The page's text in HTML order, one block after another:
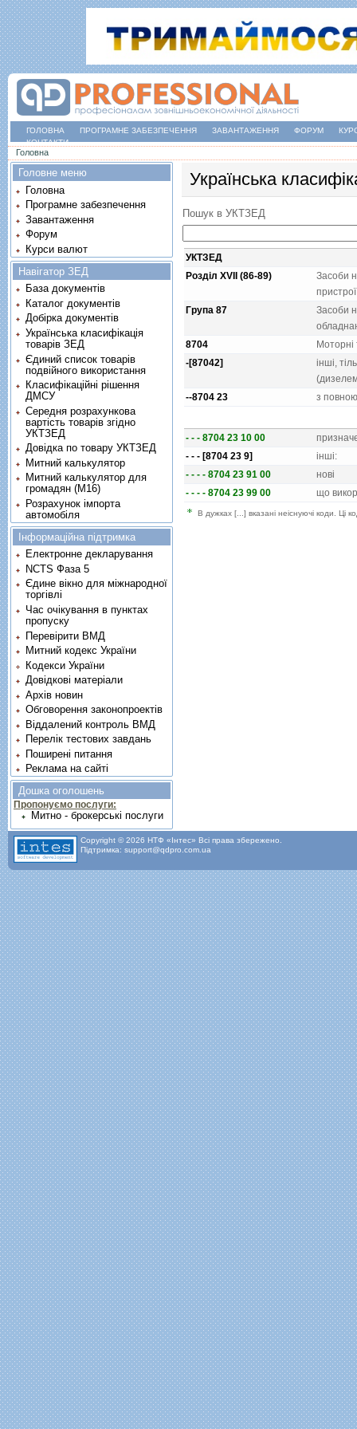
ГОЛОВНА ПРОГРАМНЕ ЗАБЕЗПЕЧЕННЯ ЗАВАНТАЖЕННЯ ФОРУМ
КОНТАКТИ
Ви є тут
Головна
Українська
Пошук в УКТЗЕД
УКТЗЕД
Розділ XVII (86-89)
Засоби
Група 87
Засоби
8704
Моторнi
-[87042]
iншi,
--8704 23
з
- - - 8704 23 10 00
- - - [8704 23 9]
iншi:
- - - - 8704 23 91 00
новi
- - - - 8704 23 99 00
що
В дужках [...] вказані неіснуючі коди. Ці
Головне меню
Головна
Програмне забезпечення
Завантаження
Форум
Курси валют
Навігатор ЗЕД
База документів
Каталог документів
Добірка документів
Українська класифікація
товарів ЗЕД
Єдиний список товарів
подвійного використання
Класифікаційні рішення
ДМСУ
Середня розрахункова
вартість товарів згідно
УКТЗЕД
Довідка по товару УКТЗЕД
Митний калькулятор
Митний калькулятор для
громадян (М16)
Розрахунок імпорта
автомобіля
Інформаційна підтримка
Електронне декларування
NCTS Фаза 5
Єдине вікно для міжнародної
торгівлі
Час очікування в пунктах
пропуску
Перевірити ВМД
Митний кодекс України
Кодекси України
Довідкові матеріали
Архів новин
Обговорення законопроектів
Віддалений контроль ВМД
Перелік тестових завдань
Поширені питання
Реклама на сайті
Дошка оголошень
Пропонуємо послуги:
Митно - брокерські послуги
Copyright © 2026 НТФ «Інтес» Всі права збережено.
Підтримка: support@qdpro.com.ua